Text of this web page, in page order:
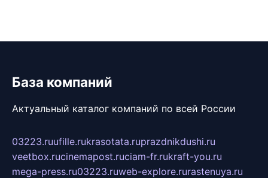
База компаний
Актуальный каталог компаний по всей России
03223.ruufille.rukrasotata.ruprazdnikdushi.ru
veetbox.rucinemapost.ruciam-fr.rukraft-you.ru
mega-press.ru03223.ruweb-explore.rurastenuya.ru